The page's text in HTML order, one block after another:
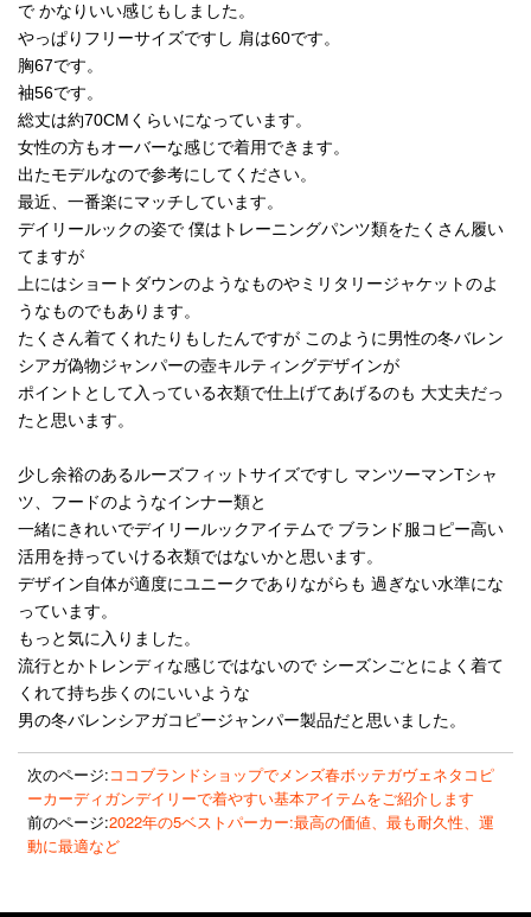
で かなりいい感じもしました。
やっぱりフリーサイズですし 肩は60です。
胸67です。
袖56です。
総丈は約70CMくらいになっています。
女性の方もオーバーな感じで着用できます。
出たモデルなので参考にしてください。
最近、一番楽にマッチしています。
デイリールックの姿で 僕はトレーニングパンツ類をたくさん履い
てますが
上にはショートダウンのようなものやミリタリージャケットのよ
うなものでもあります。
たくさん着てくれたりもしたんですが このように男性の冬バレン
シアガ偽物ジャンパーの壺キルティングデザインが
ポイントとして入っている衣類で仕上げてあげるのも 大丈夫だっ
たと思います。
少し余裕のあるルーズフィットサイズですし マンツーマンTシャ
ツ、フードのようなインナー類と
一緒にきれいでデイリールックアイテムで ブランド服コピー高い
活用を持っていける衣類ではないかと思います。
デザイン自体が適度にユニークでありながらも 過ぎない水準にな
っています。
もっと気に入りました。
流行とかトレンディな感じではないので シーズンごとによく着て
くれて持ち歩くのにいいような
男の冬バレンシアガコピージャンパー製品だと思いました。
次のページ:ココブランドショップでメンズ春ボッテガヴェネタコピ
ーカーディガンデイリーで着やすい基本アイテムをご紹介します
前のページ:2022年の5ベストパーカー:最高の価値、最も耐久性、運
動に最適など